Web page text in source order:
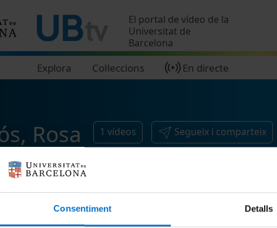
Consentiment Detalls
El portal de vídeo de la
Universitat de
Barcelona
Explora Col·leccions En directe
Rosa 1 vídeos Segueix i comparteix